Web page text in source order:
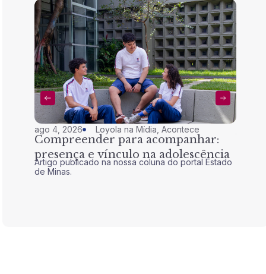
ago 4, 2026 Loyola na Mídia ,Acontece
Compreender para acompanhar:
presença e vínculo na adolescência
Artigo publicado na nossa coluna do portal Estado
de Minas.